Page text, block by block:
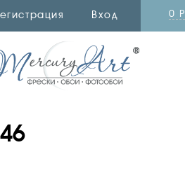
Вход 0